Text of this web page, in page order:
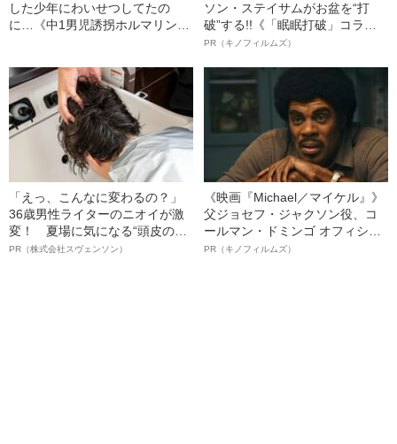
した少年にわいせつしてたの
に…《中1男児誘拐ホルマリン漬
32年の事件）
ソン・ステイサムがお盆を“打
破”する!!《「眠眠打破」コラ
ボ》
PR（キノフィルムズ）
「えっ、こんなに変わるの？」
36歳男性ライターのニオイが激
変！ 夏場に気になる“頭皮のニ
オイ”や“ベタつき”を解消す
PR（株式会社スヴェンソン）
《映画『Michael／マイケル』》
父ジョセフ・ジャクソン役、コ
ールマン・ドミンゴ オフィシャ
ルインタビュー“観客を魅了した
PR（キノフィルムズ）